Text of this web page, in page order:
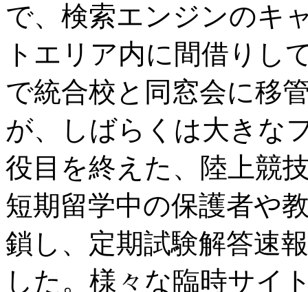
で、検索エンジンのキ
トエリア内に間借りし
で統合校と同窓会に移
が、しばらくは大きな
役目を終えた、陸上競
短期留学中の保護者や
鎖し、定期試験解答速
した。様々な臨時サイ